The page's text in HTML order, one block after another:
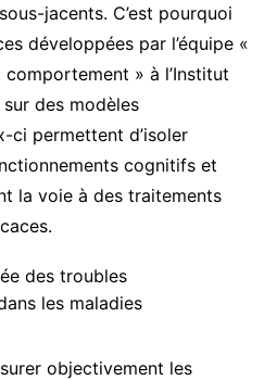
jacents. C’est pourquoi
développées par l’équipe «
» à l’Institut
sur des modèles
ci permettent d’isoler
cognitifs et
la voie à des traitements
des troubles
les maladies
objectivement les